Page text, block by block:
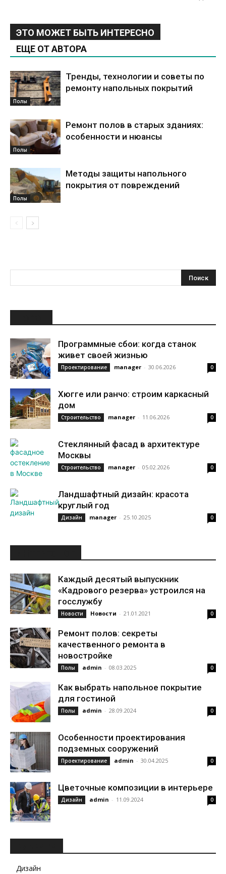
ЭТО МОЖЕТ БЫТЬ ИНТЕРЕСНО
ЕЩЕ ОТ АВТОРА
Полы
Тренды, технологии и советы по
ремонту напольных покрытий
Полы
Ремонт полов в старых зданиях:
особенности и нюансы
Полы
Методы защиты напольного
покрытия от повреждений
Программные сбои: когда станок
живет своей жизнью
Проектирование manager - 30.06.2026 0
Хюгге или ранчо: строим каркасный
дом
Строительство manager - 11.06.2026 0
Стеклянный фасад в архитектуре
Москвы
Строительство manager - 05.02.2026 0
Ландшафтный дизайн: красота
круглый год
Дизайн manager - 25.10.2025 0
Каждый десятый выпускник
«Кадрового резерва» устроился на
госслужбу
Новости Новости - 21.01.2021 0
Ремонт полов: секреты
качественного ремонта в
новостройке
Полы admin - 08.03.2025 0
Как выбрать напольное покрытие
для гостиной
Полы admin - 28.09.2024 0
Особенности проектирования
подземных сооружений
Проектирование admin - 30.04.2025 0
Цветочные композиции в интерьере
Дизайн admin - 11.09.2024 0
Дизайн